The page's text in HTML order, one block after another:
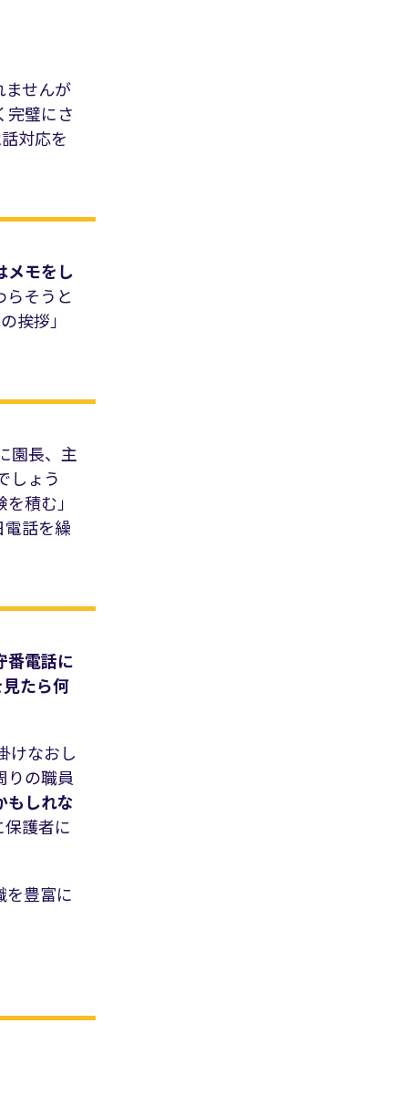
ませんが
完璧にさ
対応を
メモをし
そうと
挨拶」
園長、主
しょう
積む」
話を繰
番電話に
たら何
けなおし
りの職員
もしれな
護者に
を豊富に